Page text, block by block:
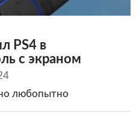
PS4 в
с экраном
любопытно